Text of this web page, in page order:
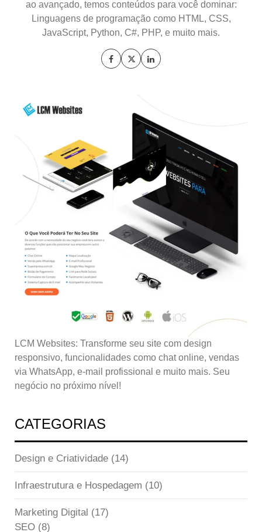
ao avançado, temos conteúdos para você dominar:
Linguagens de programação como HTML, CSS,
JavaScript, Python, C#, PHP, e muito mais.
LCM Websites: Transforme seu site com design
responsivo, funcionalidades como chat online, vendas
via WhatsApp, e-mail profissional e muito mais. Seu
negócio no próximo nível!
CATEGORIAS
Design e Criatividade (14)
Infraestrutura e Hospedagem (10)
Marketing Digital (17)
SEO (8)